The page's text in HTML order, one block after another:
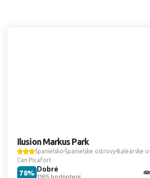
Ilusion Markus Park
Španielsko Španielske ostrovy Baleárske
Can Picafort
Dobré
78%